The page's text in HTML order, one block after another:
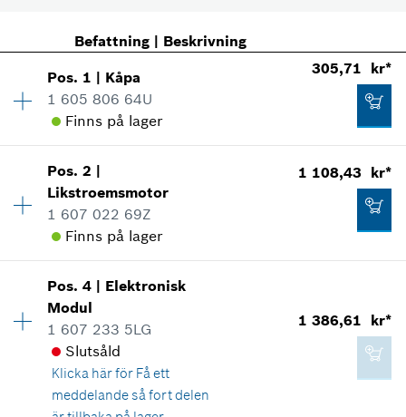
Befattning| Beskrivning
Pos. 1 | Kåpa
1 605 806 64U
Finns på lager
305,71 kr*
Tillgänglighet
Prisgrupp:30
Reservdelsinformationer
Användningsbevis
Visa som illustration
305,71 kr*
*Alla priser inkluderar moms
Pos.2 |
Likstroemsmotor
1 607 022 69Z
Finns på lager
1 108,43 kr*
Prisgrupp:44
Reservdelsinformationer
Användningsbevis
Visa som illustration
Pos.4 | Elektronisk
Modul
1 607 233 5LG
Slutsåld
Klicka här för Få ett
meddelande så fort delen
1 386,61 kr*